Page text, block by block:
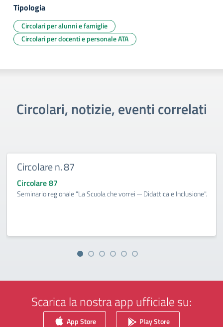
Tipologia
Circolari per alunni e famiglie
Circolari per docenti e personale ATA
Circolari, notizie, eventi correlati
Circolare n. 87
Circolare 87
Seminario regionale “La Scuola che vorrei ─ Didattica e Inclusione".
Scarica la nostra app ufficiale su:
App Store Play Store